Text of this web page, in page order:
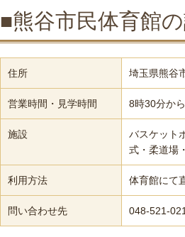
■熊谷市民体育館
住所 埼玉県熊谷
営業時間・見学時間 8時30分か
施設
バスケット
式・柔道場
利用方法 体育館にて
問い合わせ先 048-521-